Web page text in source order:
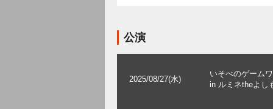
公演
2025/08/27(水)
いそべのゲーム
in ルミネtheよし